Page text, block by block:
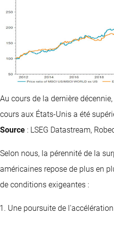
Au cours de la dernière
cours aux États-Unis a été
Source : LSEG Datastream,
Selon nous, la pérennité de la
américaines repose de plus en
de conditions exigeantes :
Une poursuite de